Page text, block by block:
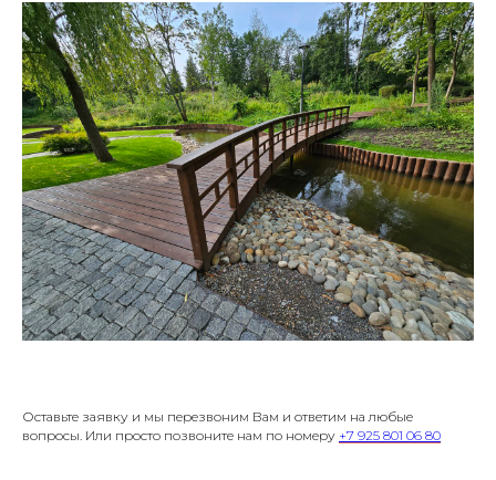
Оставьте заявку и мы перезвоним Вам и ответим на любые
вопросы. Или просто позвоните нам по номеру +7 925 801 06 80